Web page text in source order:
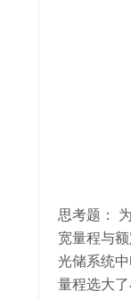
思考题：
宽量程与
光储系统
量程选大